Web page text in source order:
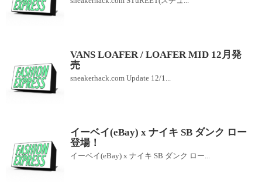
VANS LOAFER / LOAFER MID 12月発
売
sneakerhack.com Update 12/1...
イーベイ(eBay) x ナイキ SB ダンク ロー
登場！
イーベイ(eBay) x ナイキ SB ダンク ロー...